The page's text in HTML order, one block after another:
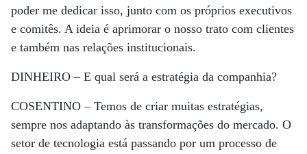
poder me dedicar isso, junto com os próprios executivos
e comitês. A ideia é aprimorar o nosso trato com clientes
e também nas relações institucionais.
DINHEIRO –E qual será a estratégia da companhia?
COSENTINO –Temos de criar muitas estratégias,
sempre nos adaptando às transformações do mercado. O
setor de tecnologia está passando por um processo de